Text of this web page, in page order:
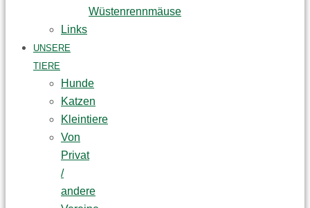
Wüstenrennmäuse
Links
UNSERE
TIERE
Hunde
Katzen
Kleintiere
Von
Privat
/
andere